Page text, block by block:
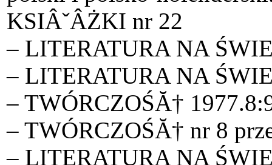
KSIÂˇÂŻKI nr 22
– LITERATURA NA
– LITERATURA NA
– TWÓRCZOŚĂ†
– TWÓRCZOŚĂ† nr 8
– LITERATURA NA